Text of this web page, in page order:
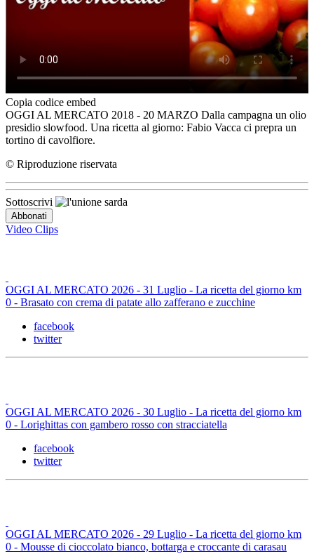
Copia codice embed
OGGI AL MERCATO 2018 - 20 MARZO Dalla campagna un olio
presidio slowfood. Una ricetta al giorno: Fabio Vacca ci prepra un
tortino di cavolfiore.
© Riproduzione riservata
Sottoscrivi
Video Clips
OGGI AL MERCATO 2026 - 31 Luglio - La ricetta del giorno km
0 - Brasato con crema di patate allo zafferano e zucchine
facebook
twitter
OGGI AL MERCATO 2026 - 30 Luglio - La ricetta del giorno km
0 - Lorighittas con gambero rosso con stracciatella
facebook
twitter
OGGI AL MERCATO 2026 - 29 Luglio - La ricetta del giorno km
0 - Mousse di cioccolato bianco, bottarga e croccante di carasau